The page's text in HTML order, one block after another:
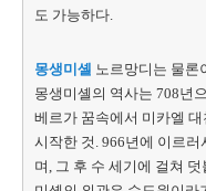
도 가능하다.
몽생미셸 노르망디는 물론
몽생미셸의 역사는 708년
베르가 꿈속에서 미카엘
시작한 것. 966년에 이르
며, 그 후 수 세기에 걸쳐